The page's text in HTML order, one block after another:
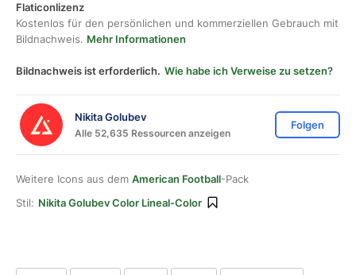
Flaticonlizenz
Kostenlos für den persönlichen und kommerziellen Gebrauch mit
Bildnachweis. Mehr Informationen
Bildnachweis ist erforderlich. Wie habe ich Verweise zu setzen?
Nikita Golubev
Alle 52,635 Ressourcen anzeigen
Folgen
Weitere Icons aus dem American Football-Pack
Stil: Nikita Golubev Color Lineal-Color